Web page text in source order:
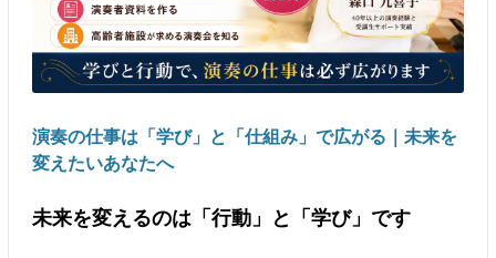
演奏の仕事は「学び」と「仕組み」で広がる｜未来を
変えたいあなたへ
未来を変えるのは「行動」と「学び」です